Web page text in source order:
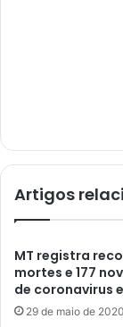
Artigos
MT registra
mortes e 177
de coronavirus
29 de maio de 2020